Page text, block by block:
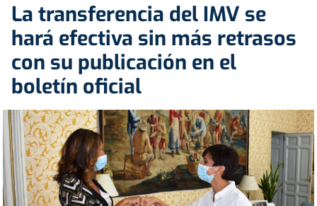
La transferencia del IMV se
hará efectiva sin más retrasos
con su publicación en el
boletín oficial